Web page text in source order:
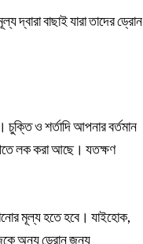
বাছাই যারা তাদের ড্রোন
ও শর্তাদি আপনার বর্তমান
লক করা আছে। যতক্ষণ
মূল্য হতে হবে। যাইহোক,
অন্য ড্রোন জন্য